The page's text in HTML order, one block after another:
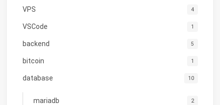
VPS 4
VSCode 1
backend 5
bitcoin 1
database 10
mariadb 2